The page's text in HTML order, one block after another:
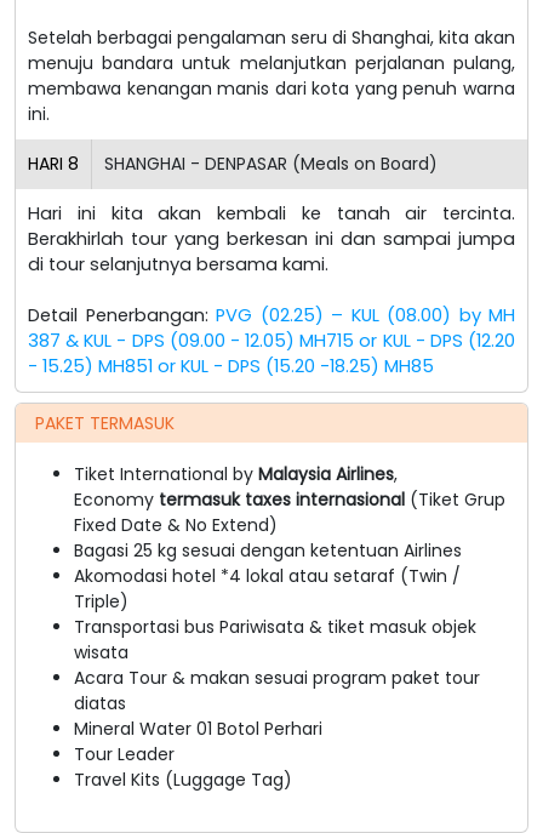
Setelah berbagai pengalaman seru di Shanghai, kita akan
menuju bandara untuk melanjutkan perjalanan pulang,
membawa kenangan manis dari kota yang penuh warna
ini.
HARI 8 SHANGHAI - DENPASAR (Meals on Board)
Hari ini kita akan kembali ke tanah air tercinta.
Berakhirlah tour yang berkesan ini dan sampai jumpa
di tour selanjutnya bersama kami.
Detail Penerbangan: PVG (02.25) – KUL (08.00) by MH
387 & KUL - DPS (09.00 - 12.05) MH715 or KUL - DPS (12.20
- 15.25) MH851 or KUL - DPS (15.20 -18.25) MH85
PAKET TERMASUK
Tiket International by Malaysia Airlines,
Economy termasuk taxes internasional (Tiket Grup
Fixed Date & No Extend)
Bagasi 25 kg sesuai dengan ketentuan Airlines
Akomodasi hotel *4 lokal atau setaraf (Twin /
Triple)
Transportasi bus Pariwisata & tiket masuk objek
wisata
Acara Tour & makan sesuai program paket tour
diatas
Mineral Water 01 Botol Perhari
Tour Leader
Travel Kits (Luggage Tag)